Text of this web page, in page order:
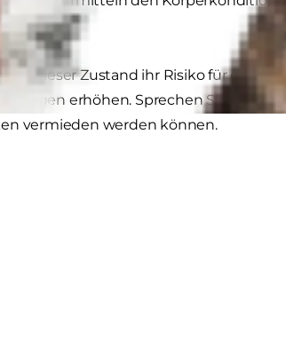
dieser Zustand ihr Risiko für
erhöhen. Sprechen Sie mit
vermieden werden können.